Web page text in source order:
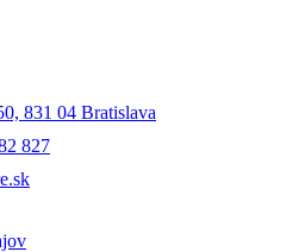
831 04 Bratislava
827